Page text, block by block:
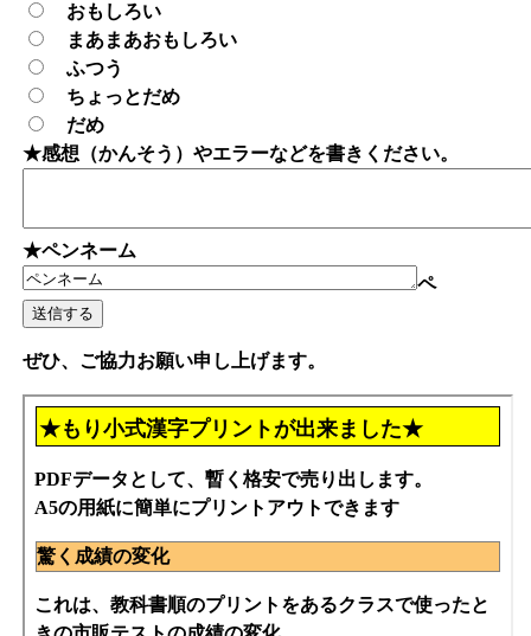
おもしろい
まあまあおもしろい
ふつう
ちょっとだめ
だめ
★感想（かんそう）やエラーなどを書きください。
★ペンネーム
ペ
ぜひ、ご協力お願い申し上げます。